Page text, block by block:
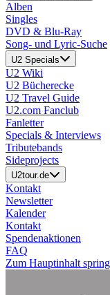
Alben
Singles
DVD & Blu-Ray
Song- und Lyric-Suche
U2 Specials
U2 Wiki
U2 Bücherecke
U2 Travel Guide
U2.com Fanclub
Fanletter
Specials & Interviews
Tributebands
Sideprojects
U2tour.de
Kontakt
Newsletter
Kalender
Kontakt
Spendenaktionen
FAQ
Zum Hauptinhalt